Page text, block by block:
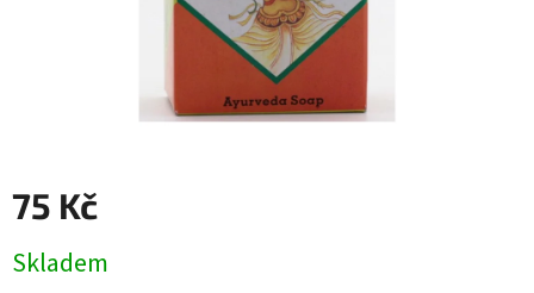
75 Kč
cena:
Skladem